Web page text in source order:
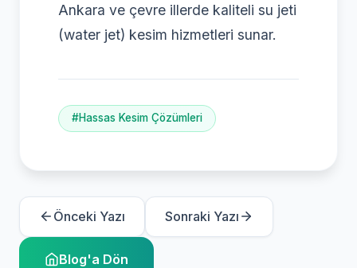
Ankara ve çevre illerde kaliteli su jeti
(water jet) kesim hizmetleri sunar.
#Hassas Kesim Çözümleri
Önceki Yazı Sonraki Yazı
Blog'a Dön